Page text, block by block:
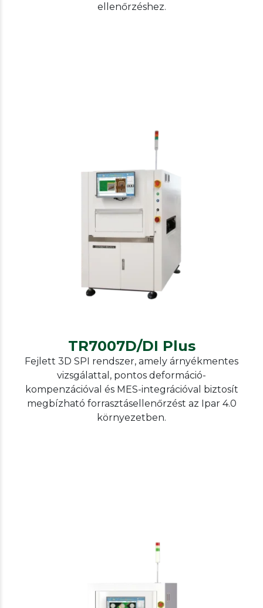
ellenőrzéshez.
TRI
SPI
TR7007D/DI Plus
TR7007D/DI Plus
Fejlett 3D SPI rendszer, amely árnyékmentes
vizsgálattal, pontos deformáció-
kompenzációval és MES-integrációval biztosít
megbízható forrasztásellenőrzést az Ipar 4.0
környezetben.